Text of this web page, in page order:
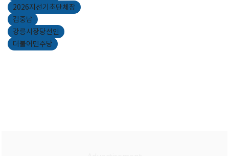
2026지선기초단체장
김중남
강릉시장당선인
더불어민주당